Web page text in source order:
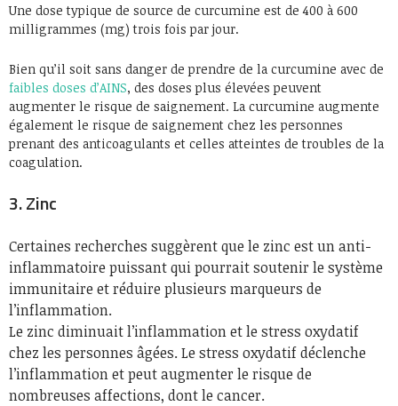
Une dose typique de source de curcumine est de 400 à 600
milligrammes (mg) trois fois par jour.
Bien qu’il soit sans danger de prendre de la curcumine avec de
faibles doses d’AINS, des doses plus élevées peuvent
augmenter le risque de saignement. La curcumine augmente
également le risque de saignement chez les personnes
prenant des anticoagulants et celles atteintes de troubles de la
coagulation.
3. Zinc
Certaines recherches suggèrent que le zinc est un anti-
inflammatoire puissant qui pourrait soutenir le système
immunitaire et réduire plusieurs marqueurs de
l’inflammation.
Le zinc diminuait l’inflammation et le stress oxydatif
chez les personnes âgées. Le stress oxydatif déclenche
l’inflammation et peut augmenter le risque de
nombreuses affections, dont le cancer.